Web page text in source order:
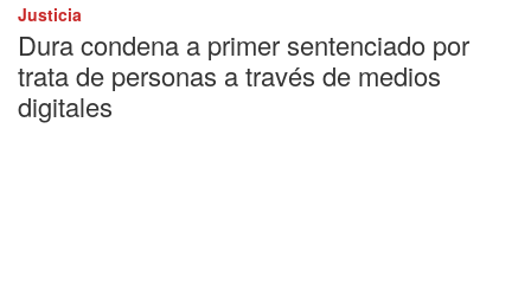
Justicia
Dura condena a primer sentenciado por
trata de personas a través de medios
digitales